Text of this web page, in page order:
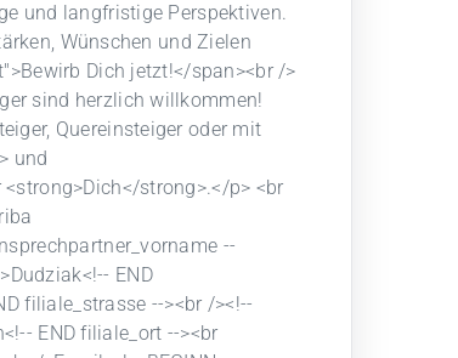
und langfristige Perspektiven.
Wünschen und Zielen
Dich jetzt!</span><br />
sind herzlich willkommen!
Quereinsteiger oder mit
und
strong>.</p> <br
--
END
filiale_strasse --><br /><!--
END filiale_ort --><br